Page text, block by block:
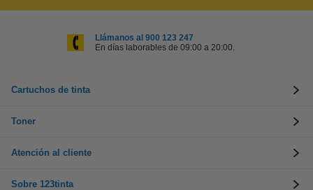
Llámanos al 900 123 247
En días laborables de 09:00 a 20:00.
Cartuchos de tinta
Toner
Atención al cliente
Sobre 123tinta